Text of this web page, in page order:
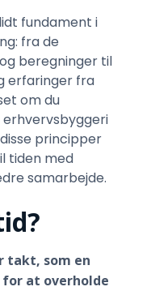
fundament i
fra de
beregninger til
erfaringer fra
om du
principper
tiden med
samarbejde.
takt, som en
at overholde